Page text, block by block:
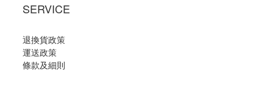
SERVICE
退換貨政策
運送政策
條款及細則